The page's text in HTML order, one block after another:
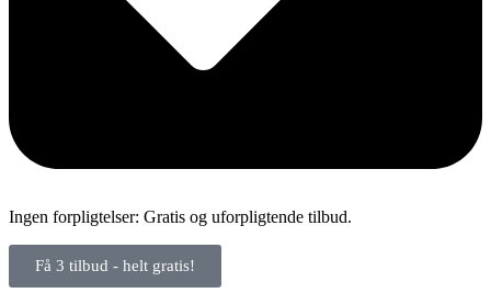
Ingen forpligtelser: Gratis og uforpligtende tilbud.
Få 3 tilbud - helt gratis!